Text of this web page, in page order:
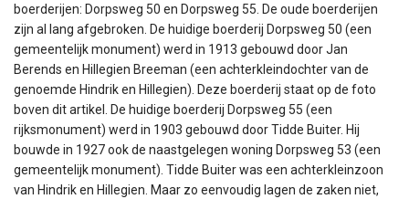
boerderijen: Dorpsweg 50 en Dorpsweg 55. De oude boerderijen
zijn al lang afgebroken. De huidige boerderij Dorpsweg 50 (een
gemeentelijk monument) werd in 1913 gebouwd door Jan
Berends en Hillegien Breeman (een achterkleindochter van de
genoemde Hindrik en Hillegien). Deze boerderij staat op de foto
boven dit artikel. De huidige boerderij Dorpsweg 55 (een
rijksmonument) werd in 1903 gebouwd door Tidde Buiter. Hij
bouwde in 1927 ook de naastgelegen woning Dorpsweg 53 (een
gemeentelijk monument). Tidde Buiter was een achterkleinzoon
van Hindrik en Hillegien. Maar zo eenvoudig lagen de zaken niet,